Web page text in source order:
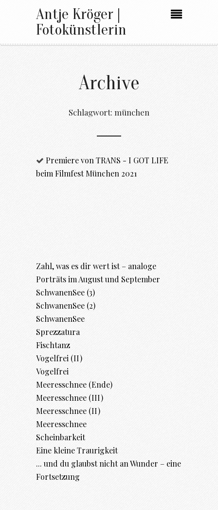
Antje Kröger |
Fotokünstlerin
Archive
Schlagwort: münchen
Premiere von TRANS - I GOT LIFE
beim Filmfest München 2021
Zahl, was es dir wert ist – analoge
Porträts im August und September
SchwanenSee (3)
SchwanenSee (2)
SchwanenSee
Sprezzatura
Fischtanz
Vogelfrei (II)
Vogelfrei
Meeresschnee (Ende)
Meeresschnee (III)
Meeresschnee (II)
Meeresschnee
Scheinbarkeit
Eine kleine Traurigkeit
... und du glaubst nicht an Wunder – eine
Fortsetzung